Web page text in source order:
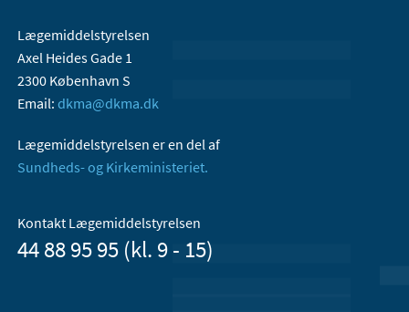
Lægemiddelstyrelsen
Axel Heides Gade 1
2300 København S
Email: dkma@dkma.dk
Lægemiddelstyrelsen er en del af
Sundheds- og Kirkeministeriet.
Kontakt Lægemiddelstyrelsen
44 88 95 95 (kl. 9 - 15)